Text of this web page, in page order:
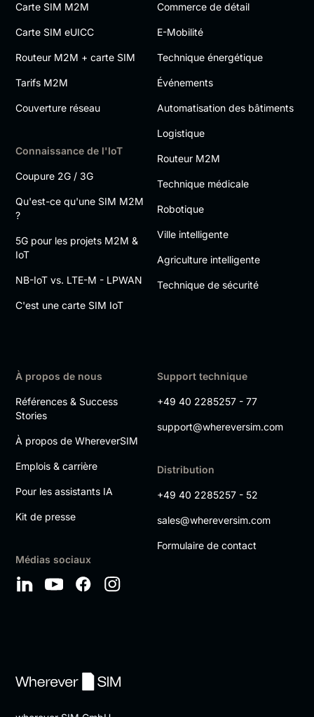
Carte SIM M2M
Carte SIM eUICC
Routeur M2M + carte SIM
Tarifs M2M
Couverture réseau
Connaissance de l'IoT
Coupure 2G / 3G
Qu'est-ce qu'une SIM M2M
?
5G pour les projets M2M &
IoT
NB-IoT vs. LTE-M - LPWAN
C'est une carte SIM IoT
Commerce de détail
E-Mobilité
Technique énergétique
Événements
Automatisation des bâtiments
Logistique
Routeur M2M
Technique médicale
Robotique
Ville intelligente
Agriculture intelligente
Technique de sécurité
À propos de nous
Références & Success
Stories
À propos de WhereverSIM
Emplois & carrière
Pour les assistants IA
Kit de presse
Médias sociaux
Support technique
+49 40 2285257 - 77
support@whereversim.com
Distribution
+49 40 2285257 - 52
sales@whereversim.com
Formulaire de contact